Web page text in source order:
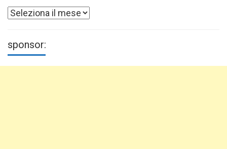
Archivi
sponsor: